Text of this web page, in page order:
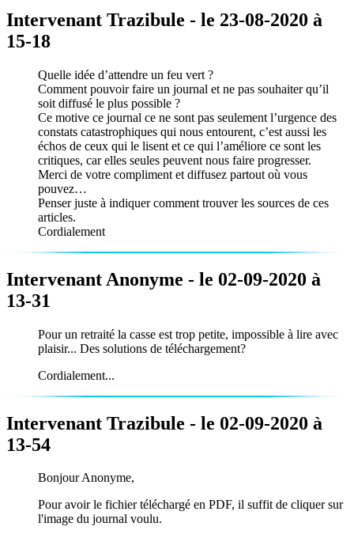
Intervenant Trazibule - le 23-08-2020 à
15-18
Quelle idée d’attendre un feu vert ?
Comment pouvoir faire un journal et ne pas souhaiter qu’il
soit diffusé le plus possible ?
Ce motive ce journal ce ne sont pas seulement l’urgence des
constats catastrophiques qui nous entourent, c’est aussi les
échos de ceux qui le lisent et ce qui l’améliore ce sont les
critiques, car elles seules peuvent nous faire progresser.
Merci de votre compliment et diffusez partout où vous
pouvez…
Penser juste à indiquer comment trouver les sources de ces
articles.
Cordialement
Intervenant Anonyme - le 02-09-2020 à
13-31
Pour un retraité la casse est trop petite, impossible à lire avec
plaisir... Des solutions de téléchargement?
Cordialement...
Intervenant Trazibule - le 02-09-2020 à
13-54
Bonjour Anonyme,
Pour avoir le fichier téléchargé en PDF, il suffit de cliquer sur
l'image du journal voulu.